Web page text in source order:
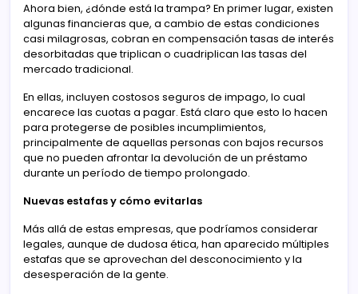
Ahora bien, ¿dónde está la trampa? En primer lugar, existen
algunas financieras que, a cambio de estas condiciones
casi milagrosas, cobran en compensación tasas de interés
desorbitadas que triplican o cuadriplican las tasas del
mercado tradicional.
En ellas, incluyen costosos seguros de impago, lo cual
encarece las cuotas a pagar. Está claro que esto lo hacen
para protegerse de posibles incumplimientos,
principalmente de aquellas personas con bajos recursos
que no pueden afrontar la devolución de un préstamo
durante un período de tiempo prolongado.
Nuevas estafas y cómo evitarlas
Más allá de estas empresas, que podríamos considerar
legales, aunque de dudosa ética, han aparecido múltiples
estafas que se aprovechan del desconocimiento y la
desesperación de la gente.